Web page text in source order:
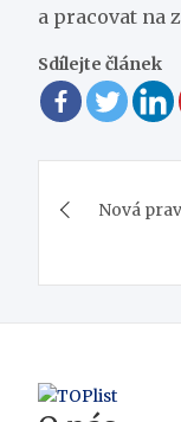
a pracovat na
Sdílejte článek
pro
Nová